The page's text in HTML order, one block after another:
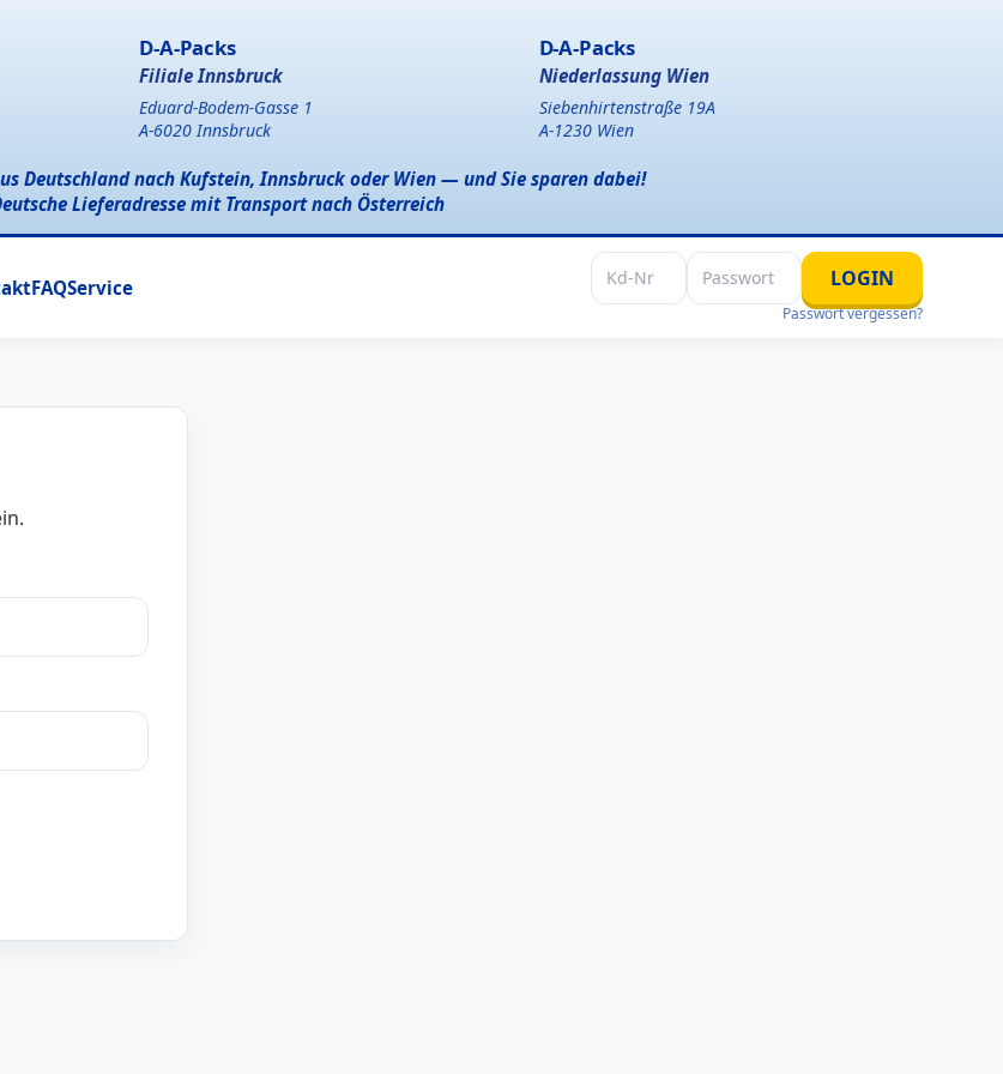
D-A-Packs
Filiale Innsbruck
Eduard-Bodem-Gasse 1
A-6020 Innsbruck
D-A-Packs
Niederlassung Wien
Siebenhirtenstraße 19A
A-1230 Wien
Deutschland nach Kufstein, Innsbruck oder Wien — und Sie sparen dabei!
Lieferadresse mit Transport nach Österreich
FAQService LOGIN
Passwort vergessen?